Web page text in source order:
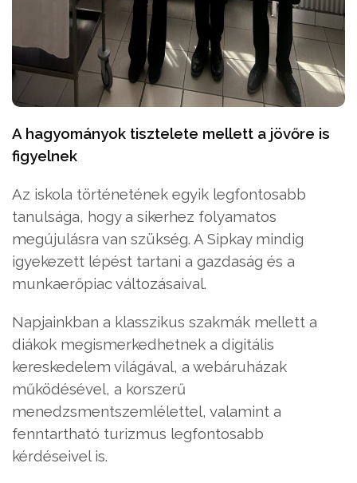
A hagyományok tisztelete mellett a jövőre is
figyelnek
Az iskola történetének egyik legfontosabb
tanulsága, hogy a sikerhez folyamatos
megújulásra van szükség. A Sipkay mindig
igyekezett lépést tartani a gazdaság és a
munkaerőpiac változásaival.
Napjainkban a klasszikus szakmák mellett a
diákok megismerkedhetnek a digitális
kereskedelem világával, a webáruházak
működésével, a korszerű
menedzsmentszemlélettel, valamint a
fenntartható turizmus legfontosabb
kérdéseivel is.